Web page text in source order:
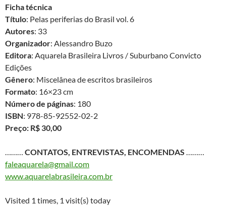
Ficha técnica
Título: Pelas periferias do Brasil vol. 6
Autores: 33
Organizador: Alessandro Buzo
Editora: Aquarela Brasileira Livros / Suburbano Convicto
Edições
Gênero: Miscelânea de escritos brasileiros
Formato: 16×23 cm
Número de páginas: 180
ISBN: 978-85-92552-02-2
Preço: R$ 30,00
……… CONTATOS, ENTREVISTAS, ENCOMENDAS ………
faleaquarela@gmail.com
www.aquarelabrasileira.com.br
Visited 1 times, 1 visit(s) today